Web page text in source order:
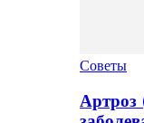
Советы
Артроз